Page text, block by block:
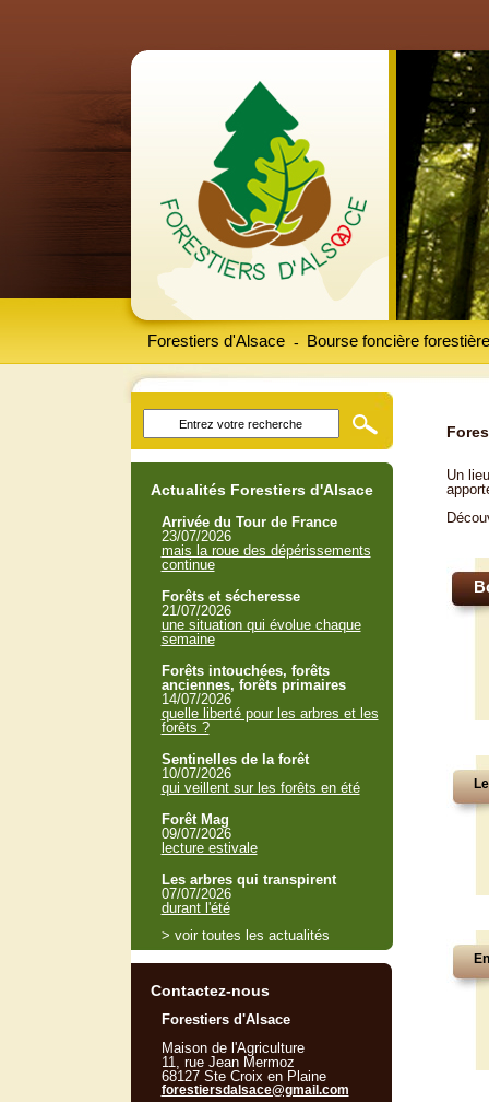
Forestiers d'Alsace Bourse foncière forestière
-
Un
Actualités Forestiers d'Alsace
Arrivée du Tour de France
23/07/2026
mais la roue des dépérissements
continue
Forêts et sécheresse
21/07/2026
une situation qui évolue chaque
semaine
Forêts intouchées, forêts
anciennes, forêts primaires
14/07/2026
quelle liberté pour les arbres et les
forêts ?
Sentinelles de la forêt
10/07/2026
qui veillent sur les forêts en été
Forêt Mag
09/07/2026
lecture estivale
Les arbres qui transpirent
07/07/2026
durant l'été
> voir toutes les actualités
Contactez-nous
Forestiers d'Alsace
Maison de l'Agriculture
11, rue Jean Mermoz
68127 Ste Croix en Plaine
forestiersdalsace@gmail.com